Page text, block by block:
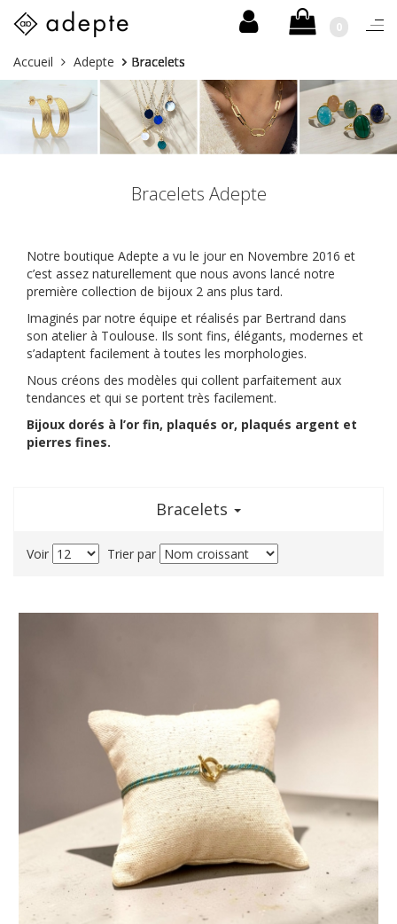
Skip
to
content
0
Vous
êtes
ici :
Accueil Adepte Bracelets
Bracelets Adepte
Notre boutique Adepte a vu le jour en Novembre 2016 et
c’est assez naturellement que nous avons lancé notre
première collection de bijoux 2 ans plus tard.
Imaginés par notre équipe et réalisés par Bertrand dans
son atelier à Toulouse. Ils sont fins, élégants, modernes et
s’adaptent facilement à toutes les morphologies.
Nous créons des modèles qui collent parfaitement aux
tendances et qui se portent très facilement.
Bijoux dorés à l’or fin, plaqués or, plaqués argent et
pierres fines.
Bracelets
Voir Trier par